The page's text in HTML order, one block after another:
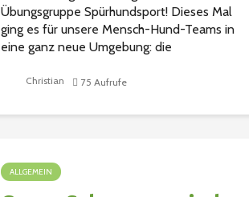
Übungsgruppe Spürhundsport! Dieses Mal
ging es für unsere Mensch-Hund-Teams in
eine ganz neue Umgebung: die
Räume, viele interessante Gerüche und
Christian 75 Aufrufe
ALLGEMEIN